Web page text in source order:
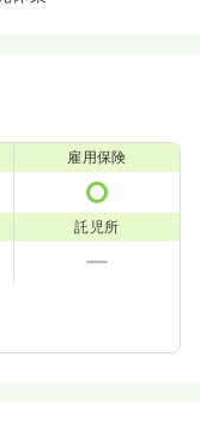
雇用保険
託児所